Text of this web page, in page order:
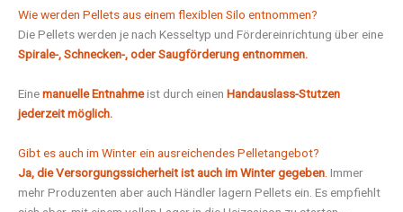
Wie werden Pellets aus einem flexiblen Silo entnommen?
Die Pellets werden je nach Kesseltyp und Fördereinrichtung über eine
Spirale-, Schnecken-, oder Saugförderung entnommen.
Einemanuelle Entnahmeist durch einen Handauslass-Stutzen
jederzeit möglich.
Gibt es auch im Winter ein ausreichendes Pelletangebot?
Ja, die Versorgungssicherheit ist auch im Winter gegeben Immer
mehr Produzenten aber auch Händler lagern Pellets ein. Es empfiehlt